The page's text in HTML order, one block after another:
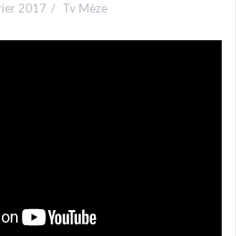
2017 Tv Mèze